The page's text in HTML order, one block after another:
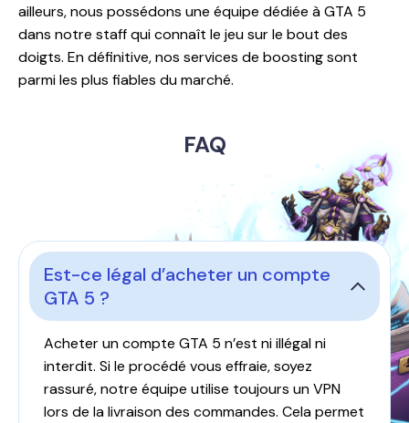
ailleurs, nous possédons une équipe dédiée à GTA 5
dans notre staff qui connaît le jeu sur le bout des
doigts. En définitive, nos services de boosting sont
parmi les plus fiables du marché.
FAQ
Est-ce légal d’acheter un compte
GTA 5 ?
Acheter un compte GTA 5 n’est ni illégal ni
interdit. Si le procédé vous effraie, soyez
rassuré, notre équipe utilise toujours un VPN
lors de la livraison des commandes. Cela permet